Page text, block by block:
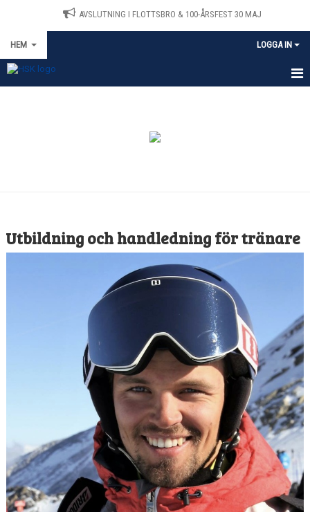
AVSLUTNING I FLOTTSBRO & 100-ÅRSFEST 30 MAJ
HEM LOGGA IN
LÄGER
SAMARBETE MED NORDLUNDS SPORT
Utbildning och handledning för tränare